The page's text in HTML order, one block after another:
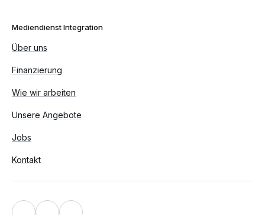
Mediendienst Integration
Über uns
Finanzierung
Wie wir arbeiten
Unsere Angebote
Jobs
Kontakt